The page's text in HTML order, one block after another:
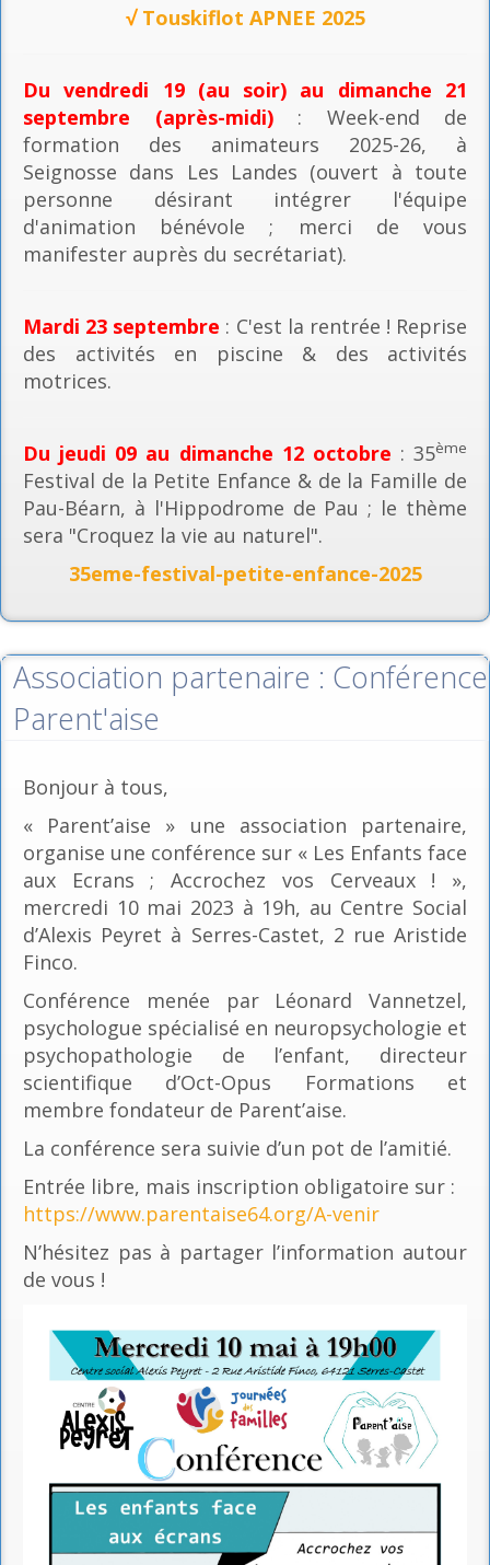
√ Touskiflot APNEE 2025
Du vendredi 19 (au soir) au dimanche 21
septembre (après-midi): Week-end de
formation des animateurs 2025-26, à
Seignosse dans Les Landes (ouvert à toute
personne désirant intégrer l'équipe
d'animation bénévole ; merci de vous
manifester auprès du secrétariat).
Mardi 23 septembre : C'est la rentrée ! Reprise
des activités en piscine & des activités
motrices.
Du jeudi 09 au dimanche 12 octobre : 35ème
Festival de la Petite Enfance & de la Famille de
Pau-Béarn, à l'Hippodrome de Pau ; le thème
sera "Croquez la vie au naturel".
35eme-festival-petite-enfance-2025
Association partenaire : Conférence
Parent'aise
Bonjour à tous,
« Parent’aise » une association partenaire,
organise une conférence sur « Les Enfants face
aux Ecrans ; Accrochez vos Cerveaux ! »,
mercredi 10 mai 2023 à 19h, au Centre Social
d’Alexis Peyret à Serres-Castet, 2 rue Aristide
Finco.
Conférence menée par Léonard Vannetzel,
psychologue spécialisé en neuropsychologie et
psychopathologie de l’enfant, directeur
scientifique d’Oct-Opus Formations et
membre fondateur de Parent’aise.
La conférence sera suivie d’un pot de l’amitié.
Entrée libre, mais inscription obligatoire sur :
https://www.parentaise64.org/A-venir
N’hésitez pas à partager l’information autour
de vous !